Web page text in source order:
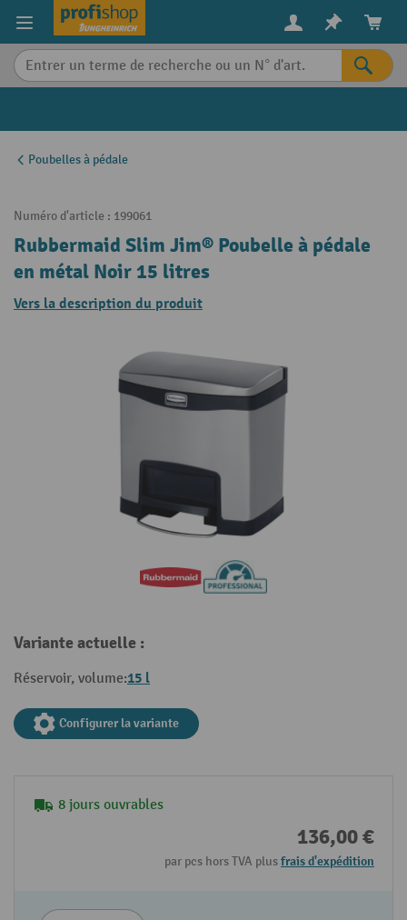
content
Poubelles à pédale
Numéro d'article : 199061
Rubbermaid Slim Jim® Poubelle à pédale
en métal Noir 15 litres
Vers la description du produit
Variante actuelle :
Réservoir, volume:15 l
Configurer la variante
8 jours ouvrables
136,00 €
par pcs hors TVA plusfrais d'expédition